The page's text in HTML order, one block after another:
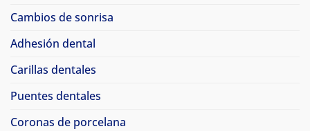
Cambios de sonrisa
Adhesión dental
Carillas dentales
Puentes dentales
Coronas de porcelana